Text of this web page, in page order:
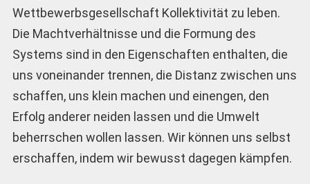
Wettbewerbsgesellschaft Kollektivität zu leben.
Die Machtverhältnisse und die Formung des
Systems sind in den Eigenschaften enthalten, die
uns voneinander trennen, die ­Distanz zwischen uns
schaffen, uns klein machen und ein­engen, den
Erfolg anderer neiden lassen und die Umwelt
beherrschen wollen lassen. Wir können uns selbst
erschaffen, indem wir bewusst dagegen kämpfen.